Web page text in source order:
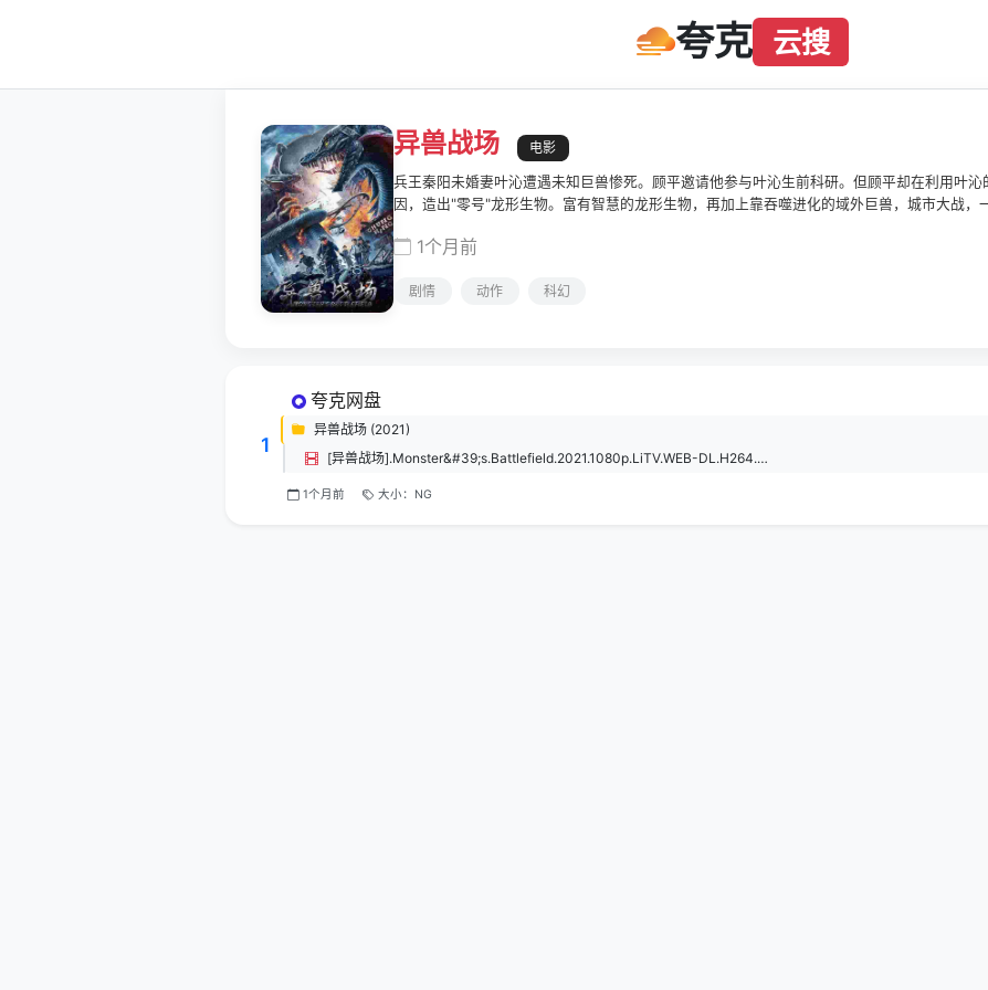
夸克 云搜
异兽战场 电影
兵王秦阳未婚妻叶沁遭遇未知巨兽惨死。顾平邀请他参与叶沁生前科研。但顾平却在利用叶
因，造出"零号"龙形生物。富有智慧的龙形生物，再加上靠吞噬进化的域外巨兽，城市大战
1个月前
剧情 动作 科幻
1
夸克网盘
异兽战场 (2021)
[异兽战场].Monster&#39;s.Battlefield.2021.1080p.LiTV.WEB-DL.H264.AAC-UBWEB.mp4
1个月前 大小：NG